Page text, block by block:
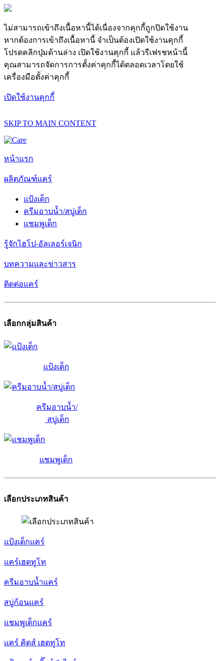
ไม่สามารถเข้าถึงเนื้อหานี้ได้เนื่องจากคุกกี้ถูกปิดใช้งาน
หากต้องการเข้าถึงเนื้อหานี้ จำเป็นต้องเปิดใช้งานคุกกี้
โปรดคลิกปุ่มด้านล่าง เปิดใช้งานคุกกี้ แล้วรีเฟรชหน้านี้
คุณสามารถจัดการการตั้งค่าคุกกี้ได้ตลอดเวลาโดยใช้
เครื่องมือตั้งค่าคุกกี้
เปิดใช้งานคุกกี้
SKIP TO MAIN CONTENT
หน้าแรก
ผลิตภัณฑ์แคร์
แป้งเด็ก
ครีมอาบน้ำ/สบู่เด็ก
แชมพูเด็ก
รู้จักไฮโป-อัลเลอร์เจนิก
บทความและข่าวสาร
ติดต่อแคร์
เลือกกลุ่มสินค้า
แป้งเด็ก
ครีมอาบน้ำ/
สบู่เด็ก
แชมพูเด็ก
เลือกประเภทสินค้า
แป้งเด็กแคร์
แคร์เฮดทูโท
ครีมอาบน้ำแคร์
สบู่ก้อนแคร์
แชมพูเด็กแคร์
แคร์ คิดส์ เฮดทูโท